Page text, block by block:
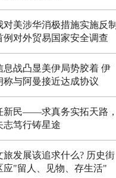
对美涉华消极措施实施反制
例对外贸易国家安全调查
息战凸显美伊局势胶着 伊
称与阿曼接近达成协议
新民——求真务实拓天路，
志笃行铸星途
旅发展该追求什么? 历史街
应"留人、见物、存生活"